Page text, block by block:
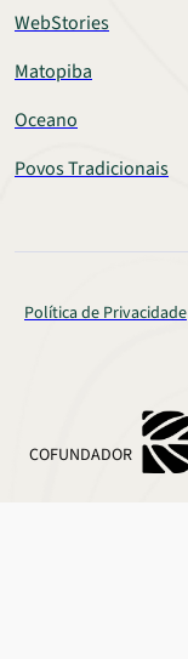
WebStories
Matopiba
Oceano
Povos Tradicionais
Política de Privacidade
COFUNDADOR